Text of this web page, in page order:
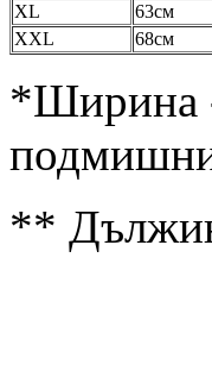
XL
63см
ХXL
68см
*Ширина -
**